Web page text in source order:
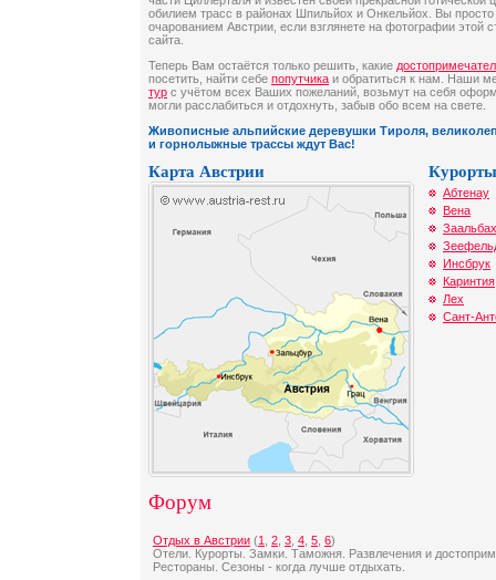
обилием трасс в районах Шпильйох и Онкельйох. Вы
очарованием Австрии, если взглянете на фотографии этой
сайта.
Теперь Вам остаётся только решить, какие
посетить, найти себе попутчика и обратиться к нам. Наши
тур с учётом всех Ваших пожеланий, возьмут на себя
могли расслабиться и отдохнуть, забыв обо всем на свете.
Живописные альпийские деревушки Тироля,
и горнолыжные трассы ждут Вас!
Карта Австрии
Абтенау
Вена
Заальбах
Инсбрук
Каринтия
Лех
Сант-
Форум
Отдых в Австрии (1 2 3 4 5 6)
Отели. Курорты. Замки. Таможня. Развлечения и
Рестораны. Сезоны - когда лучше отдыхать.